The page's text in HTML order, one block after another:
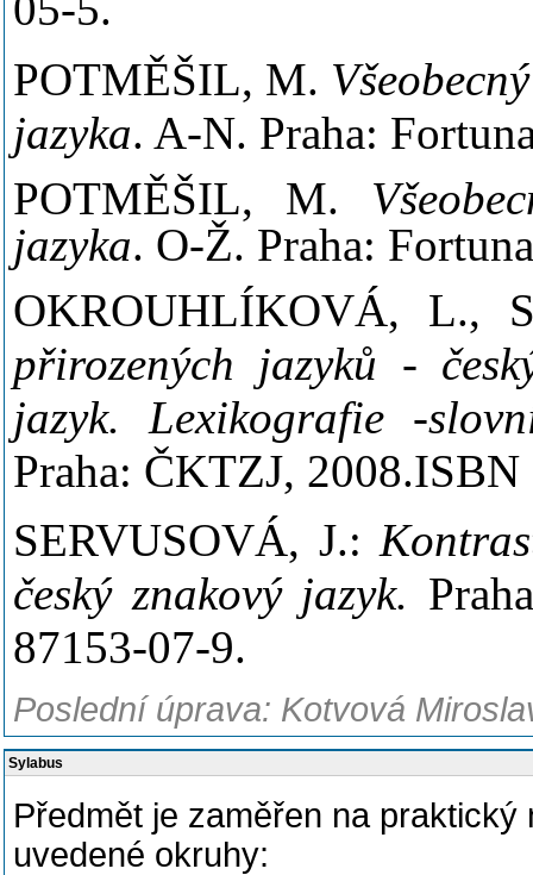
POTMĚŠIL, M.
jazyka. A-N. Praha:
POTMĚŠIL, M.
jazyka. O-Ž. Praha:
OKROUHLÍKOVÁ, L.,
přirozených jazyků -
jazyk. Lexikografie -
Praha: ČKTZJ,
SERVUSOVÁ, J.:
český znakový jazyk.
87153-07-9.
Poslední úprava: Kotvová
Sylabus
Předmět je zaměřen na
uvedené okruhy: